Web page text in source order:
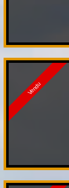
Vendu